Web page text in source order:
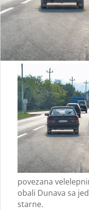
povezana
obali Dunava sa
starne.